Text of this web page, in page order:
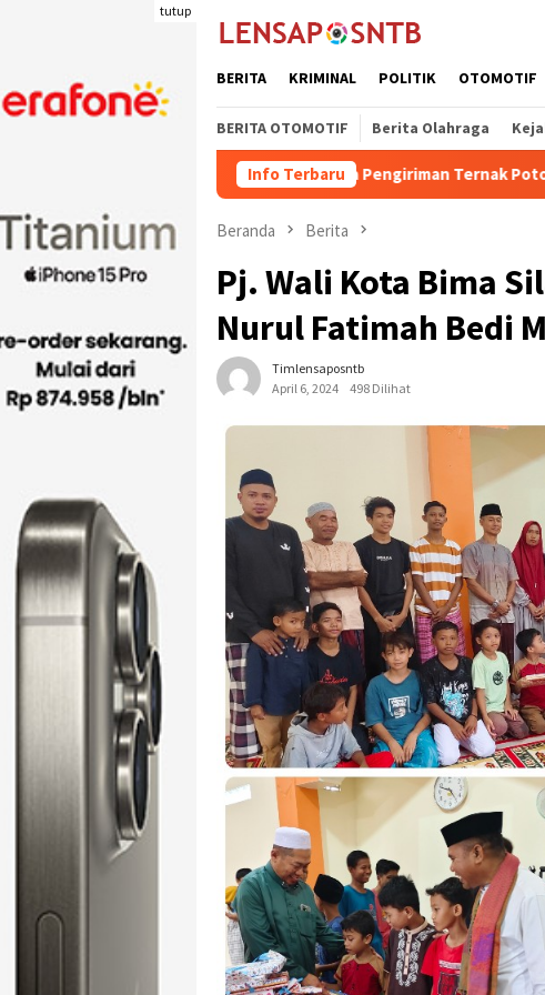
tutup
BERITA KRIMINAL POLITIK OTOMOTIF
BERITA OTOMOTIF Berita Olahraga
Info Terbaru
Kuota Pengiriman Ternak Potong Kabupaten Dompu
Beranda Berita
Pj. Wali Kota Bima
Nurul Fatimah Bedi
Timlensaposntb
April 6, 2024
498 Dilihat